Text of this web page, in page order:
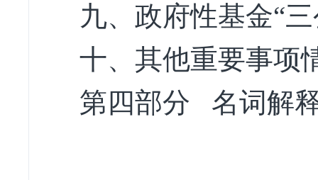
九、政府性基金“
十、其他重要事项
第四部分 名词解